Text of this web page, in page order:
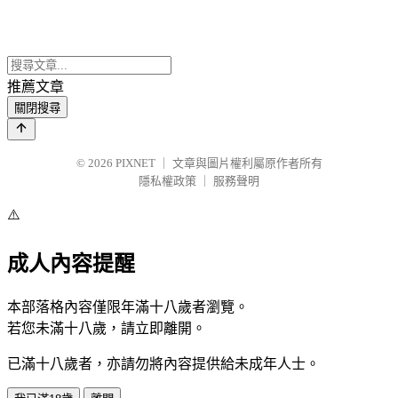
推薦文章
關閉搜尋
© 2026 PIXNET
文章與圖片權利屬原作者所有
隱私權政策
服務聲明
⚠️
成人內容提醒
本部落格內容僅限年滿十八歲者瀏覽。
若您未滿十八歲，請立即離開。
已滿十八歲者，亦請勿將內容提供給未成年人士。